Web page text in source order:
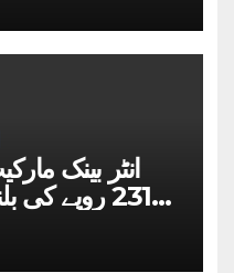
انٹر بینک
231 روپے